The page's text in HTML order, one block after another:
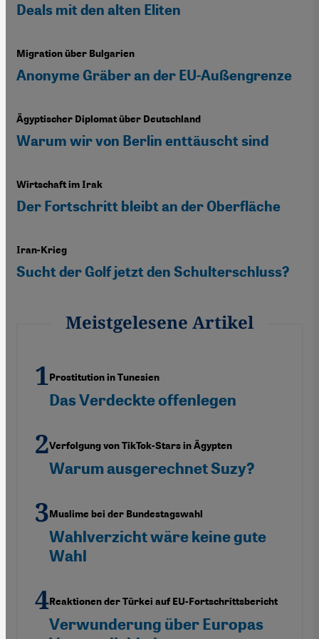
Deals mit den alten Eliten
Migration über Bulgarien
Anonyme Gräber an der EU-Außengrenze
Ägyptischer Diplomat über Deutschland
Warum wir von Berlin enttäuscht sind
Wirtschaft im Irak
Der Fortschritt bleibt an der Oberfläche
Iran-Krieg
Sucht der Golf jetzt den Schulterschluss?
Meistgelesene Artikel
Prostitution in Tunesien
Das Verdeckte offenlegen
Verfolgung von TikTok-Stars in Ägypten
Warum ausgerechnet Suzy?
Muslime bei der Bundestagswahl
Wahlverzicht wäre keine gute
Wahl
Reaktionen der Türkei auf EU-Fortschrittsbericht
Verwunderung über Europas